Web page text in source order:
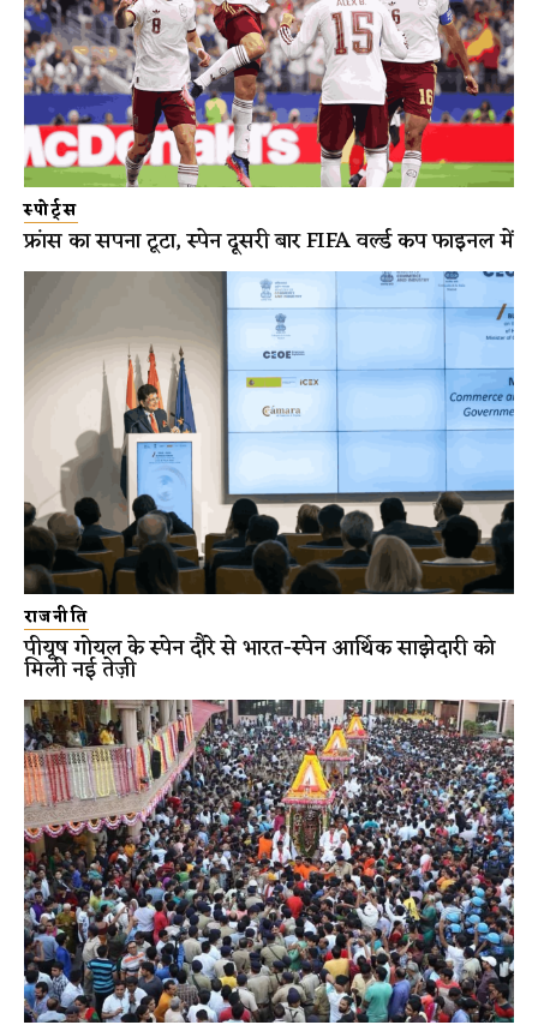
स्पोर्ट्स
फ्रांस का सपना टूटा, स्पेन दूसरी बार FIFA वर्ल्ड कप फाइनल में
राजनीति
पीयूष गोयल के स्पेन दौरे से भारत-स्पेन आर्थिक साझेदारी को
मिली नई तेज़ी